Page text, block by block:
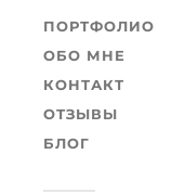
ПОРТФОЛИО
ОБО МНЕ
КОНТАКТ
ОТЗЫВЫ
БЛОГ